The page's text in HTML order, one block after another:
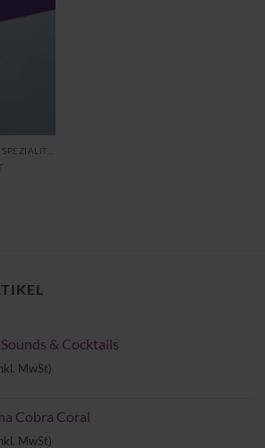
& Cocktails
MwSt)
Cobra Coral
MwSt)